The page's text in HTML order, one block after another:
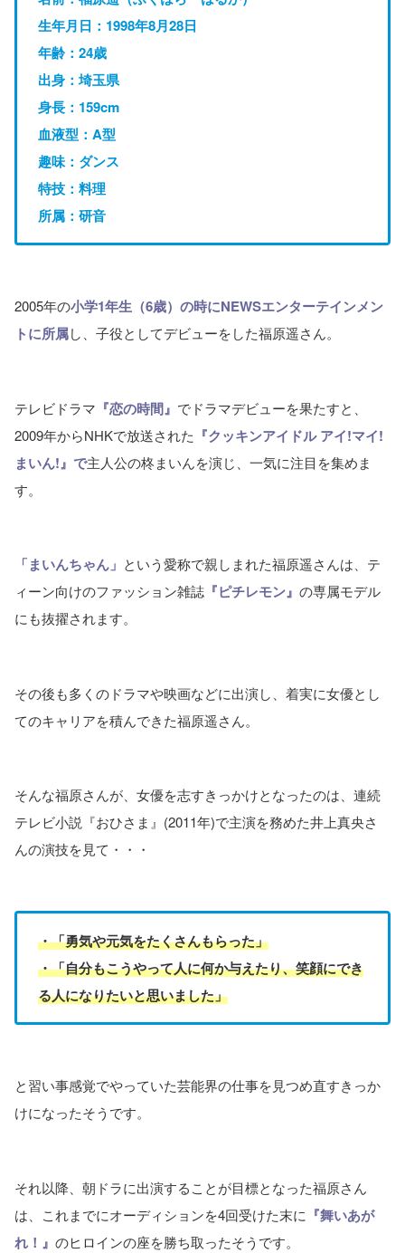
生年月日：1998年8月28日
年齢：24歳
出身：埼玉県
身長：159cm
血液型：A型
趣味：ダンス
特技：料理
所属：研音
2005年の小学1年生（6歳）の時にNEWSエンターテインメン
トに所属し、子役としてデビューをした福原遥さん。
テレビドラマ 『恋の時間』 でドラマデビューを果たすと、
2009年からNHKで放送された 『クッキンアイドル アイ!マイ!
まいん!』で主人公の柊まいんを演じ、一気に注目を集めま
す。
「まいんちゃん」 という愛称で親しまれた福原遥さんは、テ
ィーン向けのファッション雑誌 『ピチレモン』 の専属モデル
にも抜擢されます。
その後も多くのドラマや映画などに出演し、着実に女優とし
てのキャリアを積んできた福原遥さん。
そんな福原さんが、女優を志すきっかけとなったのは、連続
テレビ小説『おひさま』(2011年)で主演を務めた井上真央さ
んの演技を見て・・・
・「勇気や元気をたくさんもらった」
・「自分もこうやって人に何か与えたり、笑顔にでき
る人になりたいと思いました」
と習い事感覚でやっていた芸能界の仕事を見つめ直すきっか
けになったそうです。
それ以降、朝ドラに出演することが目標となった福原さん
は、これまでにオーディションを4回受けた末に 『舞いあが
れ！』 のヒロインの座を勝ち取ったそうです。